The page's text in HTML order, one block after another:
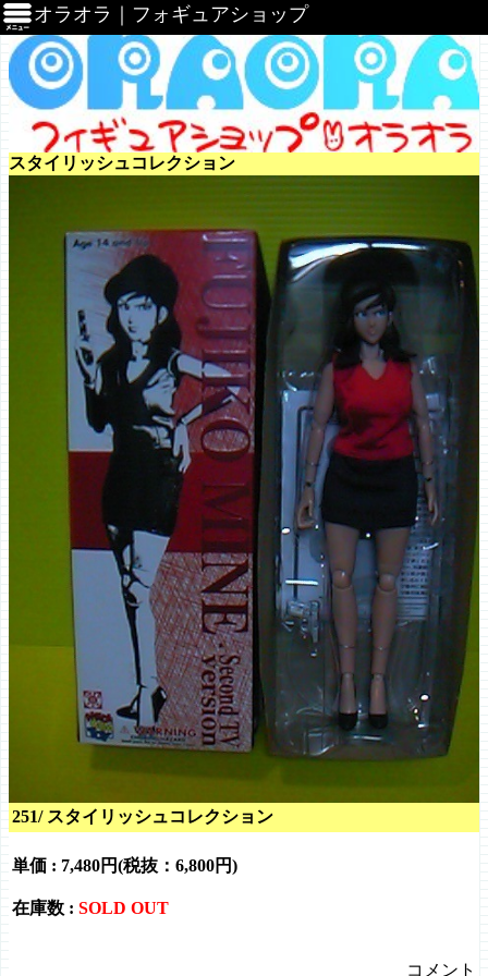
オラオラ｜フォギュアショップ
スタイリッシュコレクション
251/ スタイリッシュコレクション
単価 : 7,480円(税抜：6,800円)
在庫数 : SOLD OUT
コメント